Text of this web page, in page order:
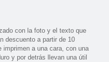
con la foto y el texto que
descuento a partir de 10
a una cara, con una
y por detrás llevan una útil